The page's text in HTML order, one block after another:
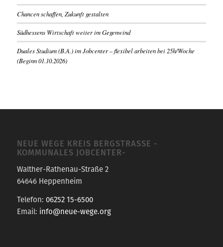
Chancen schaffen, Zukunft gestalten
Südhessens Wirtschaft weiter im Gegenwind
Duales Studium (B.A.) im Jobcenter – flexibel arbeiten bei 25h/Woche
(Beginn 01.10.2026)
NEUE WEGE KREIS BERGSTRASSE -K
OMMUNALES JOBCENTER-
Walther-Rathenau-Straße 2
64646 Heppenheim
Telefon: 06252 15-6500
Email: info@neue-wege.org